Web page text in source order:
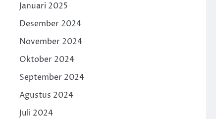
Januari 2025
Desember 2024
November 2024
Oktober 2024
September 2024
Agustus 2024
Juli 2024